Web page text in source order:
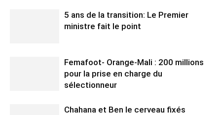
5 ans de la transition: Le Premier
ministre fait le point
Femafoot- Orange-Mali : 200 millions
pour la prise en charge du
sélectionneur
Chahana et Ben le cerveau fixés